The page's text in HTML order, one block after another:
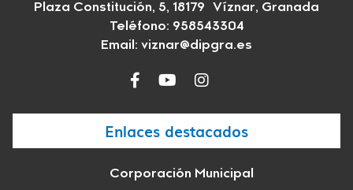
Plaza Constitución, 5, 18179 Víznar, Granada
Teléfono: 958543304
Email: viznar@dipgra.es
Enlaces destacados
Corporación Municipal